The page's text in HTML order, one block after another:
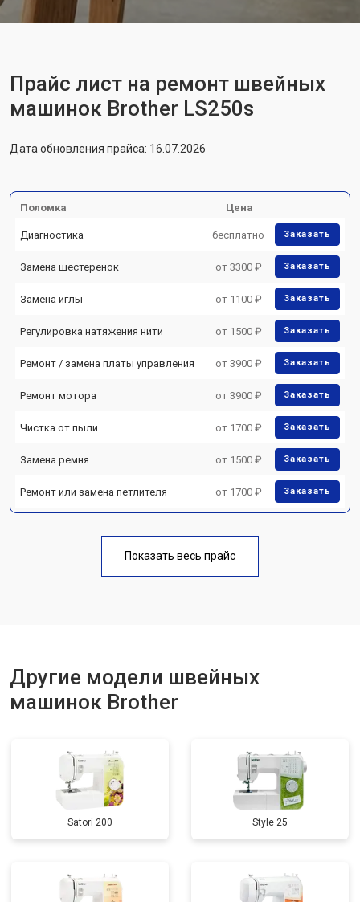
Прайс лист на ремонт швейных
машинок Brother LS250s
Дата обновления прайса: 16.07.2026
Поломка Цена
Диагностика бесплатно Заказать
Замена шестеренок от 3300 ₽ Заказать
Замена иглы от 1100 ₽ Заказать
Регулировка натяжения нити от 1500 ₽ Заказать
Ремонт / замена платы управления от 3900 ₽ Заказать
Ремонт мотора от 3900 ₽ Заказать
Чистка от пыли от 1700 ₽ Заказать
Замена ремня от 1500 ₽ Заказать
Ремонт или замена петлителя от 1700 ₽ Заказать
Показать весь прайс
Другие модели швейных
машинок Brother
Satori 200 Style 25